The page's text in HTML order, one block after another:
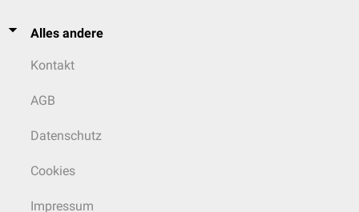
Alles andere
Kontakt
AGB
Datenschutz
Cookies
Impressum